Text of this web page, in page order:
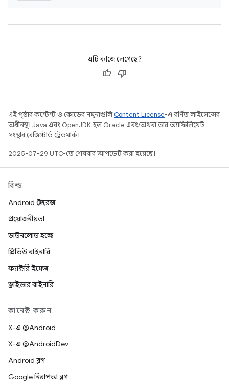
এটি কাজে লেগেছে?
এই পৃষ্ঠার কন্টেন্ট ও কোডের নমুনাগুলিContent License-এ বর্ণিত লাইসেন্সের
অধীনস্থ। Java এবং OpenJDK হল Oracle এবং/অথবা তার অ্যাফিলিয়েট
সংস্থার রেজিস্টার্ড ট্রেডমার্ক।
2025-07-29 UTC-তে শেষবার আপডেট করা হয়েছে।
বিল্ড
Android স্টোরেজ
প্রয়োজনীয়তা
ডাউনলোড হচ্ছে
প্রিভিউ বাইনারি
ফ্যাক্টরি ইমেজ
ড্রাইভার বাইনারি
কানেক্ট করুন
X-এ @Android
X-এ @AndroidDev
Android ব্লগ
Google নিরাপত্তা ব্লগ